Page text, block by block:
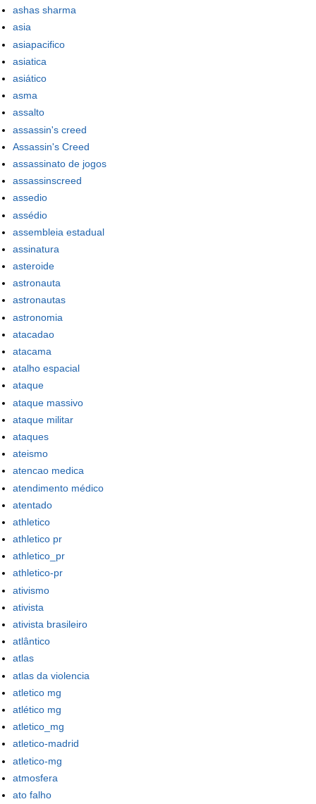
ashas sharma
asia
asiapacifico
asiatica
asiático
asma
assalto
assassin's creed
Assassin's Creed
assassinato de jogos
assassinscreed
assedio
assédio
assembleia estadual
assinatura
asteroide
astronauta
astronautas
astronomia
atacadao
atacama
atalho espacial
ataque
ataque massivo
ataque militar
ataques
ateismo
atencao medica
atendimento médico
atentado
athletico
athletico pr
athletico_pr
athletico-pr
ativismo
ativista
ativista brasileiro
atlântico
atlas
atlas da violencia
atletico mg
atlético mg
atletico_mg
atletico-madrid
atletico-mg
atmosfera
ato falho